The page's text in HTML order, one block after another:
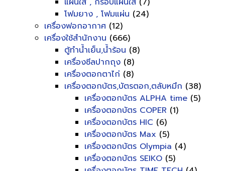
โฟมยาง , โฟมแผ่น (24)
เครื่องฟอกอากาศ (12)
เครื่องใช้สำนักงาน (666)
ตู้ทำน้ำเย็น,น้ำร้อน (8)
เครื่องซีลปากถุง (8)
เครื่องตอกตาไก่ (8)
เครื่องตอกบัตร,บัตรตอก,ตลับหมึก (38)
เครื่องตอกบัตร ALPHA time (5)
เครื่องตอกบัตร COPER (1)
เครื่องตอกบัตร HIC (6)
เครื่องตอกบัตร Max (5)
เครื่องตอกบัตร Olympia (4)
เครื่องตอกบัตร SEIKO (5)